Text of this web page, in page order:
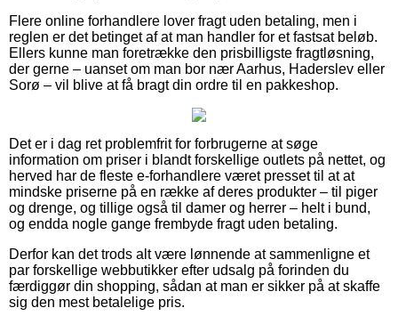
Flere online forhandlere lover fragt uden betaling, men i
reglen er det betinget af at man handler for et fastsat beløb.
Ellers kunne man foretrække den prisbilligste fragtløsning,
der gerne – uanset om man bor nær Aarhus, Haderslev eller
Sorø – vil blive at få bragt din ordre til en pakkeshop.
Det er i dag ret problemfrit for forbrugerne at søge
information om priser i blandt forskellige outlets på nettet, og
herved har de fleste e-forhandlere været presset til at at
mindske priserne på en række af deres produkter – til piger
og drenge, og tillige også til damer og herrer – helt i bund,
og endda nogle gange frembyde fragt uden betaling.
Derfor kan det trods alt være lønnende at sammenligne et
par forskellige webbutikker efter udsalg på forinden du
færdiggør din shopping, sådan at man er sikker på at skaffe
sig den mest betalelige pris.